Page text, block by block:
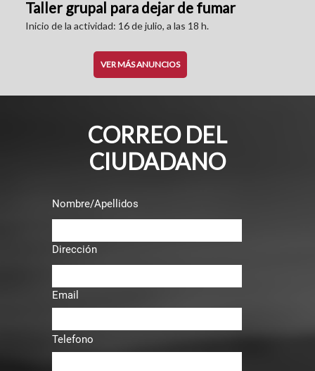
Taller grupal para dejar de fumar
Inicio de la actividad: 16 de julio, a las 18 h.
VER MÁS ANUNCIOS
CORREO DEL
CIUDADANO
Nombre/Apellidos
Dirección
Email
Telefono